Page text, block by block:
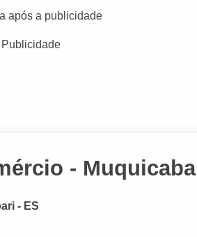
após a publicidade
Publicidade
- Muquicaba
- ES